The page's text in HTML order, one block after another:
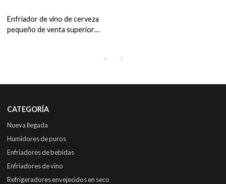
Enfriador de vino de cerveza
pequeño de venta superior
CATEGORÍA
Nueva llegada
Humidores de puros
Enfriadores de bebidas
Enfriadores de vino
Refrigeradores envejecidos en seco